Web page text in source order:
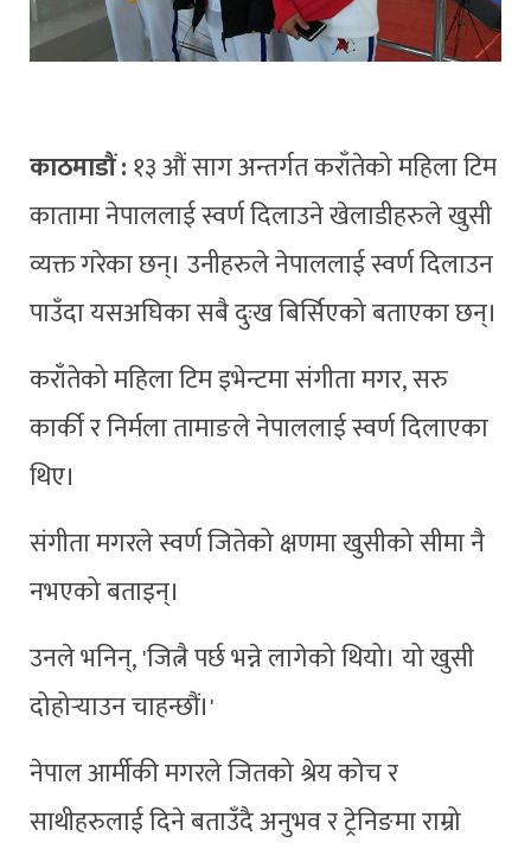
काठमाडौं : १३ औं साग अन्तर्गत कराँतेको महिला टिम
कातामा नेपाललाई स्वर्ण दिलाउने खेलाडीहरुले खुसी
व्यक्त गरेका छन्। उनीहरुले नेपाललाई स्वर्ण दिलाउन
पाउँदा यसअघिका सबै दुःख बिर्सिएको बताएका छन्।
कराँतेको महिला टिम इभेन्टमा संगीता मगर, सरु
कार्की र निर्मला तामाङले नेपाललाई स्वर्ण दिलाएका
थिए।
संगीता मगरले स्वर्ण जितेको क्षणमा खुसीको सीमा नै
नभएको बताइन्।
उनले भनिन्, 'जित्नै पर्छ भन्ने लागेको थियो। यो खुसी
दोहोर्‍याउन चाहन्छौं।'
नेपाल आर्मीकी मगरले जितको श्रेय कोच र
साथीहरुलाई दिने बताउँदै अनुभव र ट्रेनिङमा राम्रो